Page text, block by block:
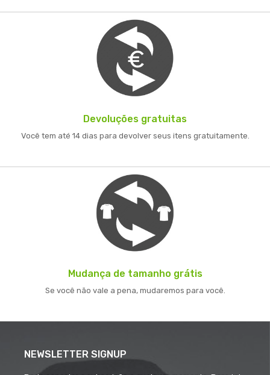
Devoluções gratuitas
Você tem até 14 dias para devolver seus itens gratuitamente.
Mudança de tamanho grátis
Se você não vale a pena, mudaremos para você.
NEWSLETTER SIGNUP